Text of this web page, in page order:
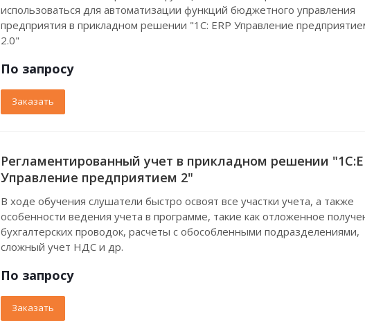
использоваться для автоматизации функций бюджетного управления
предприятия в прикладном решении "1С: ERP Управление
2.0"
По запросу
Заказать
Регламентированный учет в прикладном решении
Управление предприятием 2"
В ходе обучения слушатели быстро освоят все участки учета, а также
особенности ведения учета в программе, такие как отложенное
бухгалтерских проводок, расчеты с обособленными подразделениями,
сложный учет НДС и др.
По запросу
Заказать